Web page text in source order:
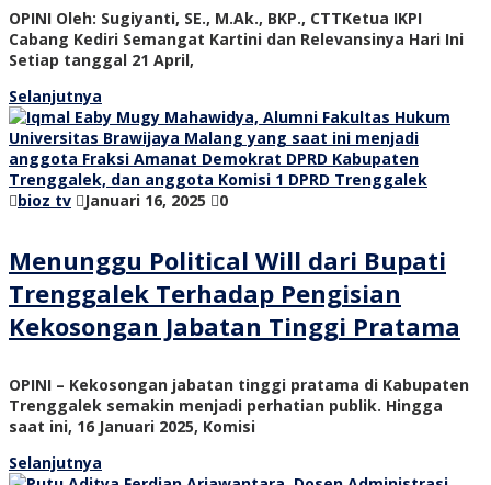
OPINI Oleh: Sugiyanti, SE., M.Ak., BKP., CTTKetua IKPI
Cabang Kediri Semangat Kartini dan Relevansinya Hari Ini
Setiap tanggal 21 April,
Selanjutnya
bioz tv Januari 16, 2025 0
Menunggu Political Will dari Bupati
Trenggalek Terhadap Pengisian
Kekosongan Jabatan Tinggi Pratama
OPINI – Kekosongan jabatan tinggi pratama di Kabupaten
Trenggalek semakin menjadi perhatian publik. Hingga
saat ini, 16 Januari 2025, Komisi
Selanjutnya